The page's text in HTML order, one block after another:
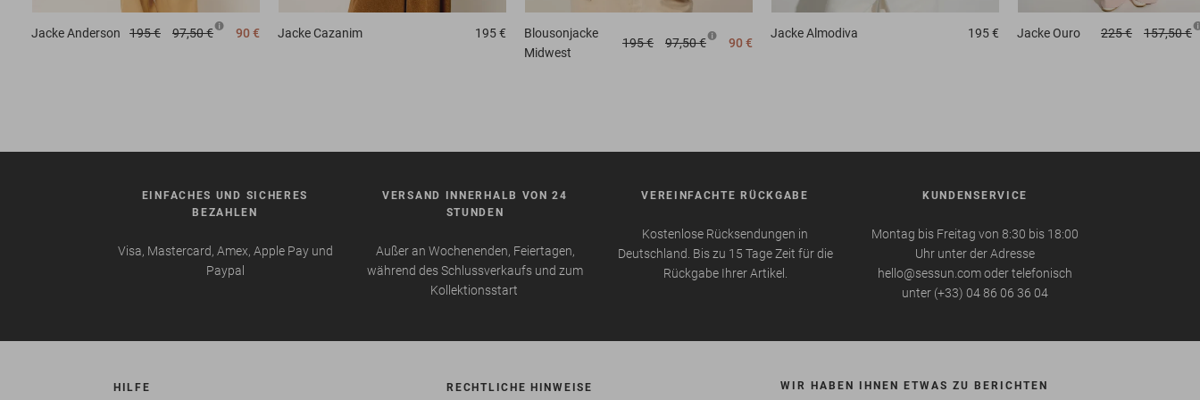
JackeAnderson 195 € 97,50 € 90 € JackeCazanim 195 €
Blousonjacke
Midwest
195 € 97,50 € 90 €
JackeAlmodiva 195 € Jacke Ouro 225 € 157,50 €
EINFACHES UND SICHERES
BEZAHLEN
Visa, Mastercard, Amex, Apple Pay und
Paypal
VERSAND INNERHALB VON 24
STUNDEN
Außer an Wochenenden, Feiertagen,
während des Schlussverkaufs und zum
Kollektionsstart
VEREINFACHTE RÜCKGABE
Kostenlose Rücksendungen in
Deutschland. Bis zu 15 Tage Zeit für die
Rückgabe Ihrer Artikel.
KUNDENSERVICE
Montag bis Freitag von 8:30 bis 18:00
Uhr unter der Adresse
hello@sessun.com oder telefonisch
unter (+33) 04 86 06 36 04
HILFE RECHTLICHE HINWEISE WIR HABEN IHNEN ETWAS ZU BERICHTEN